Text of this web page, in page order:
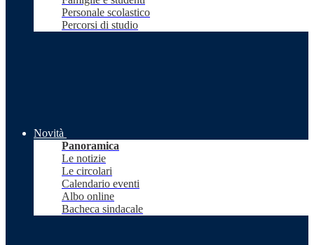
Personale scolastico
Percorsi di studio
Novità
Panoramica
Le notizie
Le circolari
Calendario eventi
Albo online
Bacheca sindacale